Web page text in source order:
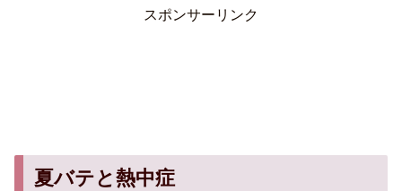
スポンサーリンク
夏バテと熱中症